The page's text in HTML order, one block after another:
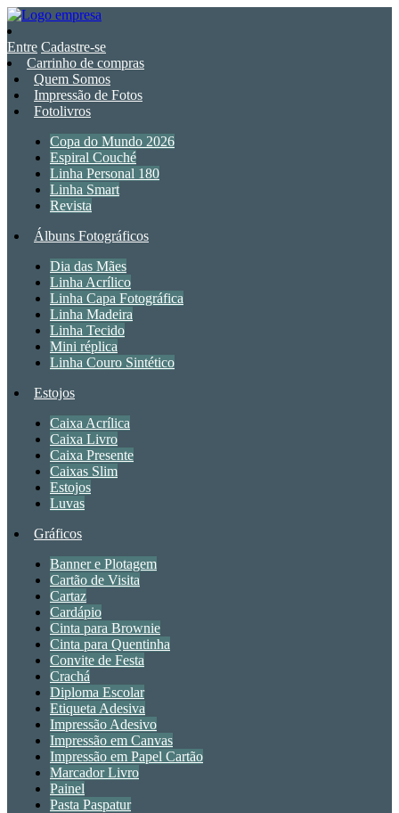
Entre Cadastre-se
Carrinho de compras
Quem Somos
Impressão de Fotos
Fotolivros
Copa do Mundo 2026
Espiral Couché
Linha Personal 180
Linha Smart
Revista
Álbuns Fotográficos
Dia das Mães
Linha Acrílico
Linha Capa Fotográfica
Linha Madeira
Linha Tecido
Mini réplica
Linha Couro Sintético
Estojos
Caixa Acrílica
Caixa Livro
Caixa Presente
Caixas Slim
Estojos
Luvas
Gráficos
Banner e Plotagem
Cartão de Visita
Cartaz
Cardápio
Cinta para Brownie
Cinta para Quentinha
Convite de Festa
Crachá
Diploma Escolar
Etiqueta Adesiva
Impressão Adesivo
Impressão em Canvas
Impressão em Papel Cartão
Marcador Livro
Painel
Pasta Paspatur